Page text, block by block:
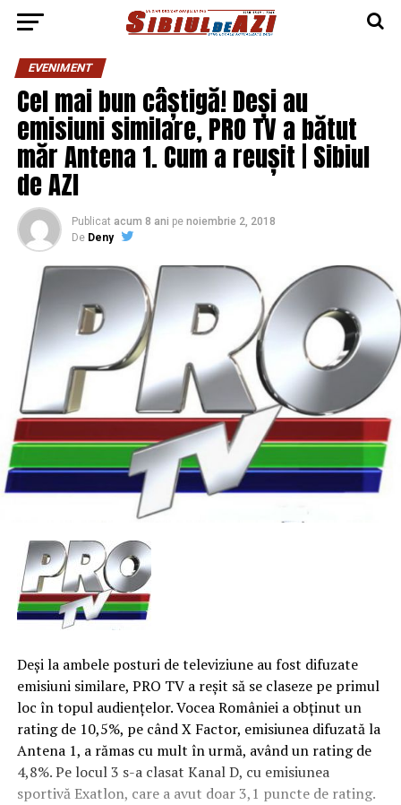
EVENIMENT
Cel mai bun câștigă! Deși au
emisiuni similare, PRO TV a bătut
măr Antena 1. Cum a reușit | Sibiul
de AZI
Publicat acum 8 ani pe noiembrie 2, 2018
De Deny
Deşi la ambele posturi de televiziune au fost difuzate
emisiuni similare, PRO TV a reşit să se claseze pe primul
loc în topul audienţelor. Vocea României a obţinut un
rating de 10,5%, pe când X Factor, emisiunea difuzată la
Antena 1, a rămas cu mult în urmă, având un rating de
4,8%. Pe locul 3 s-a clasat Kanal D, cu emisiunea
sportivă Exatlon, care a avut doar 3,1 puncte de rating.